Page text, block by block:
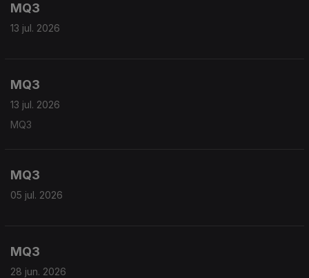
MQ3
13 jul. 2026
MQ3
13 jul. 2026
MQ3
MQ3
05 jul. 2026
MQ3
28 jun. 2026